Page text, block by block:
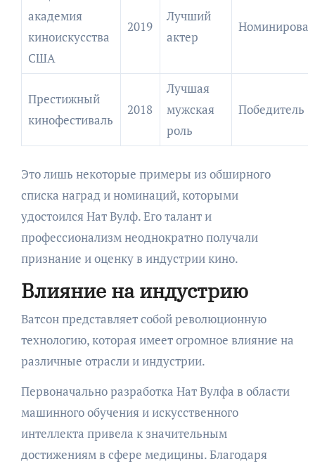
академия
киноискусства
США
2019
Лучший
актер
Номинирован
Престижный
кинофестиваль
2018
Лучшая
мужская
роль
Победитель
Это лишь некоторые примеры из обширного
списка наград и номинаций, которыми
удостоился Нат Вулф. Его талант и
профессионализм неоднократно получали
признание и оценку в индустрии кино.
Влияние на индустрию
Ватсон представляет собой революционную
технологию, которая имеет огромное влияние на
различные отрасли и индустрии.
Первоначально разработка Нат Вулфа в области
машинного обучения и искусственного
интеллекта привела к значительным
достижениям в сфере медицины. Благодаря